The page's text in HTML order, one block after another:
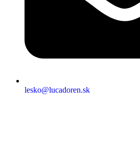
lesko@lucadoren.sk